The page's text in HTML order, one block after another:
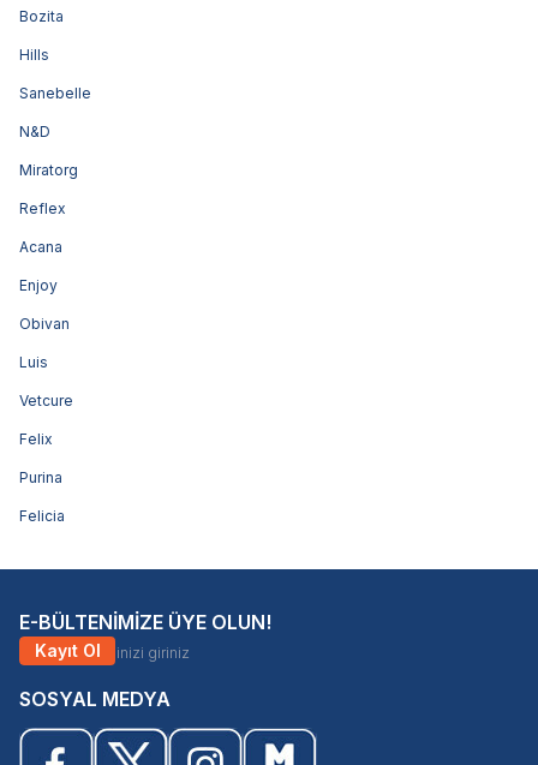
Bozita
Hills
Sanebelle
N&D
Miratorg
Reflex
Acana
Enjoy
Obivan
Luis
Vetcure
Felix
Purina
Felicia
E-BÜLTENİMİZE ÜYE OLUN!
Kayıt Ol
SOSYAL MEDYA